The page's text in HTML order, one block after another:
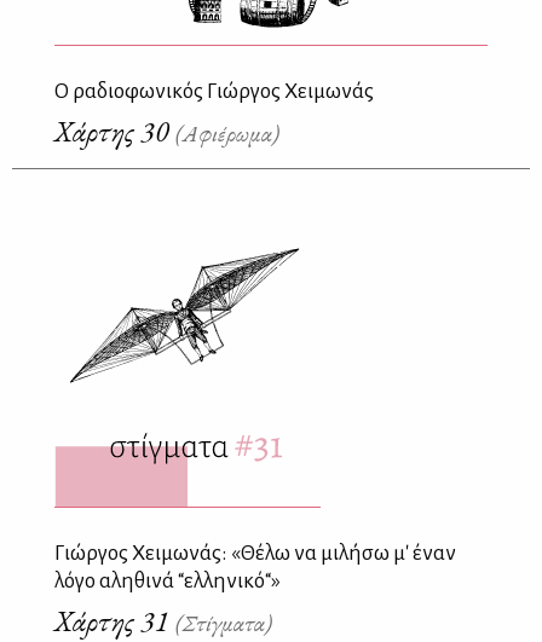
Ο ραδιοφωνικός Γιώργος Χειμωνάς
Χάρτης 30(Αφιέρωμα)
Γιώργος Χειμωνάς: «Θέλω να μιλήσω μ' έναν
λόγο αληθινά “ελληνικό“»
Χάρτης 31 (Στίγματα)